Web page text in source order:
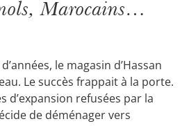
Marocains…
le magasin d’Hassan
Le succès frappait à la porte.
d’expansion refusées par la
de déménager vers